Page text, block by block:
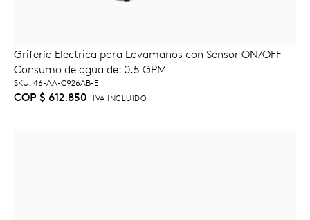
LEER MÁS
Grifería Eléctrica para Lavamanos con Sensor ON/OFF
Consumo de agua de: 0.5 GPM
SKU: 46-AA-C926AB-E
COP $ 612.850 IVA INCLUIDO